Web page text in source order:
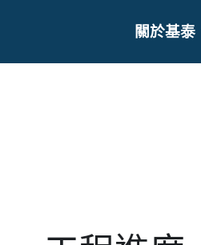
關於基泰
工程進度